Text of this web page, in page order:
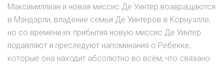
Максимиллиан и новая миссис Де Уинтер возвращаются
в Мэндэрли, владение семьи Де Уинтеров в Корнуэлле,
но со времени их прибытия новую миссис Де Уинтер
подавляют и преследуют напоминания о Ребекке,
которые она находит абсолютно во всём, что связано